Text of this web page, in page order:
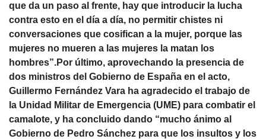
que da un paso al frente, hay que introducir la lucha
contra esto en el día a día, no permitir chistes ni
conversaciones que cosifican a la mujer, porque las
mujeres no mueren a las mujeres la matan los
hombres”.Por último, aprovechando la presencia de
dos ministros del Gobierno de España en el acto,
Guillermo Fernández Vara ha agradecido el trabajo de
la Unidad Militar de Emergencia (UME) para combatir el
camalote, y ha concluido dando “mucho ánimo al
Gobierno de Pedro Sánchez para que los insultos y los